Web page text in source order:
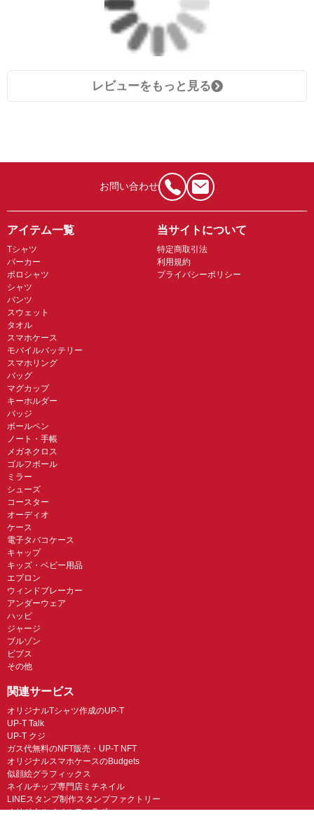
レビューをもっと見る
お問い合わせ
アイテム一覧
Tシャツ
パーカー
ポロシャツ
シャツ
パンツ
スウェット
タオル
スマホケース
モバイルバッテリー
スマホリング
バッグ
マグカップ
キーホルダー
バッジ
ボールペン
ノート・手帳
メガネクロス
ゴルフボール
ミラー
シューズ
コースター
オーディオ
ケース
電子タバコケース
キャップ
キッズ・ベビー用品
エプロン
ウィンドブレーカー
アンダーウェア
ハッピ
ジャージ
ブルゾン
ビブス
その他
当サイトについて
特定商取引法
利用規約
プライバシーポリシー
関連サービス
オリジナルTシャツ作成のUP-T
UP-T Talk
UP-T クジ
ガス代無料のNFT販売・UP-T NFT
オリジナルスマホケースのBudgets
似顔絵グラフィックス
ネイルチップ専門店ミチネイル
LINEスタンプ制作スタンプファクトリー
オリジナルノベルティラボ